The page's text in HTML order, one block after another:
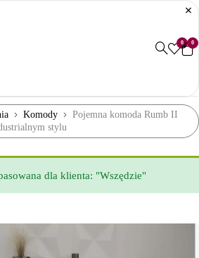
0 0
Komody
Pojemna komoda Rumb II
stylu
dla klienta: "Wszędzie"